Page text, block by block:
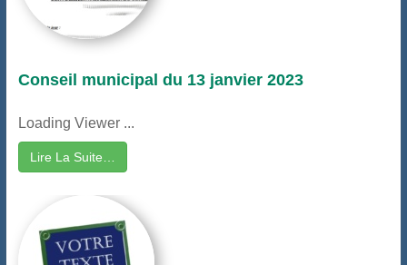
Conseil municipal du 13 janvier 2023
Loading Viewer ...
Lire La Suite…